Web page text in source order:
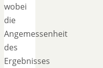
wobei
die
Angemessenheit
des
Ergebnisses